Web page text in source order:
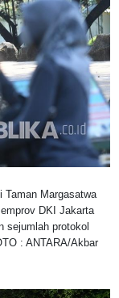
Taman Margasatwa
DKI Jakarta
sejumlah protokol
: ANTARA/Akbar